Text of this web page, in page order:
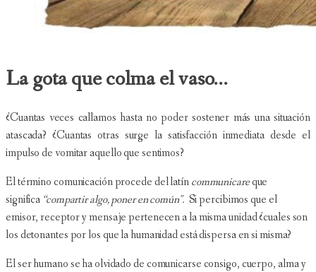
La gota que colma el vaso...
¿Cuantas veces callamos hasta no poder sostener más una situación
atascada? ¿Cuantas otras surge la satisfacción inmediata desde el
impulso de vomitar aquello que sentimos?
El término comunicación procede del latíncommunicareque
significa “compartir algo, poner en común". Si percibimos que el
emisor, receptor y mensaje pertenecen a la misma unidad ¿cuales son
los detonantes por los que la humanidad está dispersa en si misma?
El ser humano se ha olvidado de comunicarse consigo, cuerpo, alma y